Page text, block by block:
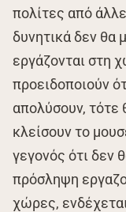
πολίτες από
δυνητικά δεν θα
εργάζονται στη
προειδοποιούν
απολύσουν, τότε
κλείσουν το
γεγονός ότι δεν
πρόσληψη
χώρες,